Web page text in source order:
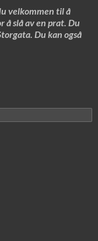
velkommen til å
slå av en prat. Du
Du kan også